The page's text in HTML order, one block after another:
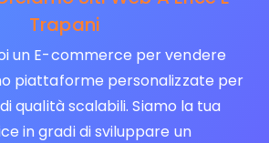
Trapani
un E-commerce per vendere
piattaforme personalizzate per
qualità scalabili. Siamo la tua
in gradi di sviluppare un